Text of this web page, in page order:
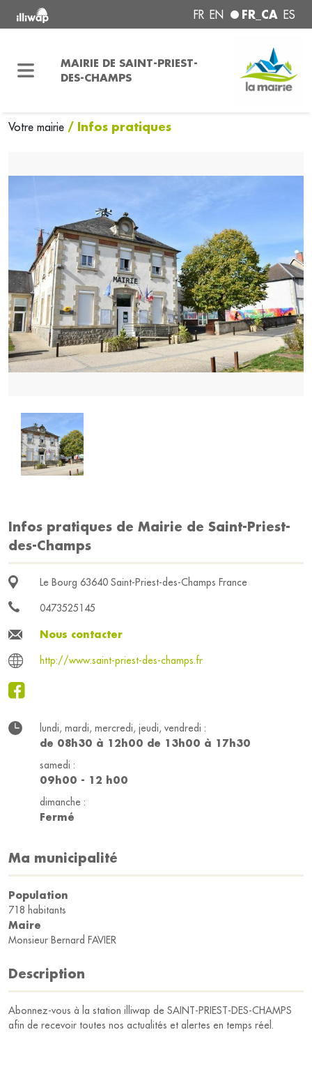
FR EN FR_CA ES
MAIRIE DE SAINT-PRIEST-
DES-CHAMPS
Votre mairie / Infos pratiques
Infos pratiques de Mairie de Saint-Priest-
des-Champs
Le Bourg 63640 Saint-Priest-des-Champs France
0473525145
Nous contacter
http://www.saint-priest-des-champs.fr
lundi, mardi, mercredi, jeudi, vendredi :
de 08h30 à 12h00 de 13h00 à 17h30
samedi :
09h00 - 12 h00
dimanche :
Fermé
Ma municipalité
Population
718 habitants
Maire
Monsieur Bernard FAVIER
Description
Abonnez-vous à la station illiwap de SAINT-PRIEST-DES-CHAMPS
afin de recevoir toutes nos actualités et alertes en temps réel.